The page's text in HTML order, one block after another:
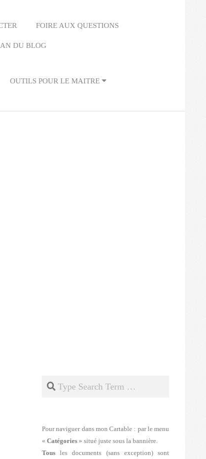
FOIRE AUX QUESTIONS
DU BLOG
OUTILS POUR LE MAITRE
Search
Pour naviguer dans mon Cartable : par le menu
« Catégories » situé juste sous la bannière.
Tous les documents (sans exception) sont